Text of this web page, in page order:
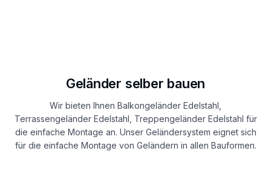
Geländer selber bauen
Wir bieten Ihnen Balkongeländer Edelstahl,
Terrassengeländer Edelstahl, Treppengeländer Edelstahl für
die einfache Montage an. Unser Geländersystem eignet sich
für die einfache Montage von Geländern in allen Bauformen.